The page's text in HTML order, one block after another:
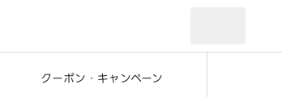
クーポン・キャンペーン